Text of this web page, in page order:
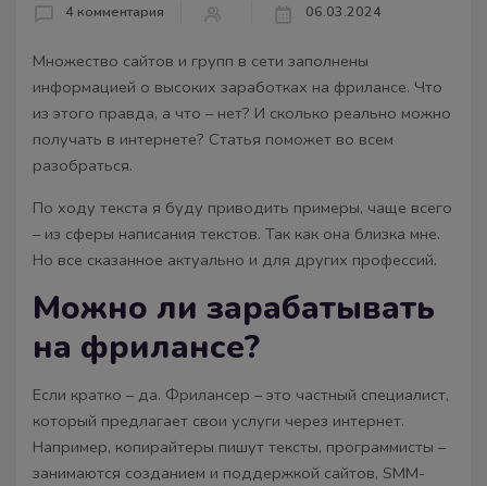
4 комментария 06.03.2024
Множество сайтов и групп в сети заполнены
информацией о высоких заработках на фрилансе. Что
из этого правда, а что – нет? И сколько реально можно
получать в интернете? Статья поможет во всем
разобраться.
По ходу текста я буду приводить примеры, чаще всего
– из сферы написания текстов. Так как она близка мне.
Но все сказанное актуально и для других профессий.
Можно ли зарабатывать
на фрилансе?
Если кратко – да. Фрилансер – это частный специалист,
который предлагает свои услуги через интернет.
Например, копирайтеры пишут тексты, программисты –
занимаются созданием и поддержкой сайтов, SMM-